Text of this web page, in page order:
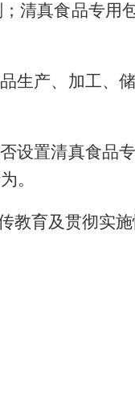
； 清真食品专用
生产、加工、
设置清真食品
。
教育及贯彻实施